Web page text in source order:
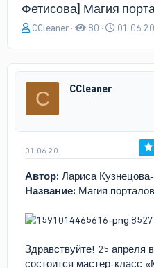
Фетисова] Магия
А
о
р
ы
CCleaner 80
Д
а
л
01.06.20
C CCleaner
01.06.20
Автор: Лариса
Название: Магия
Здравствуйте! 25 апреля
состоится мастер-класс